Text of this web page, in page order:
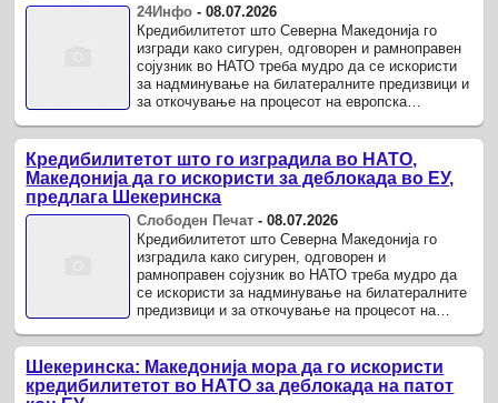
24Инфо -08.07.2026
Кредибилитетот што Северна Македонија го
изгради како сигурен, одговорен и рамноправен
сојузник во НАТО треба мудро да се искористи
за надминување на билатералните предизвици и
за откочување на процесот на европска
Кредибилитетот што го изградила во НАТО,
Македонија да го искористи за деблокада во ЕУ,
предлага Шекеринска
Слободен Печат -08.07.2026
Кредибилитетот што Северна Македонија го
изградила како сигурен, одговорен и
рамноправен сојузник во НАТО треба мудро да
се искористи за надминување на билатералните
предизвици и за откочување на процесот на
генералниот секретар на НАТО, ...
Шекеринска: Македонија мора да го искористи
кредибилитетот во НАТО за деблокада на патот